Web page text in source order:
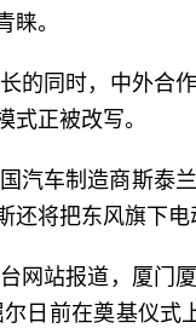
睐。
的同时，中外合
式正被改写。
汽车制造商斯泰
还将把东风旗下
网站报道，厦门
尔日前在奠基仪